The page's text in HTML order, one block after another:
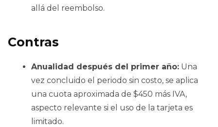
allá del reembolso.
Contras
Anualidad después del primer año: Una
vez concluido el periodo sin costo, se aplica
una cuota aproximada de $450 más IVA,
aspecto relevante si el uso de la tarjeta es
limitado.